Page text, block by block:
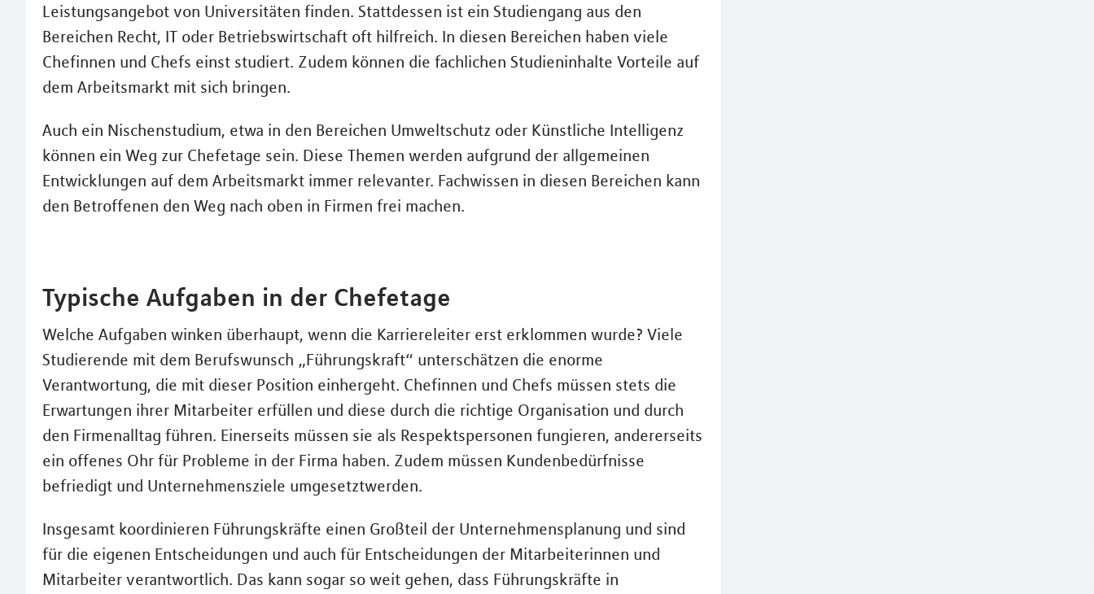
Leistungsangebot von Universitäten finden. Stattdessen ist ein Studiengang aus den
Bereichen Recht, IT oder Betriebswirtschaft oft hilfreich. In diesen Bereichen haben viele
Chefinnen und Chefs einst studiert. Zudem können die fachlichen Studieninhalte Vorteile auf
dem Arbeitsmarkt mit sich bringen.
Auch ein Nischenstudium, etwa in den Bereichen Umweltschutz oder Künstliche Intelligenz
können ein Weg zur Chefetage sein. Diese Themen werden aufgrund der allgemeinen
Entwicklungen auf dem Arbeitsmarkt immer relevanter. Fachwissen in diesen Bereichen kann
den Betroffenen den Weg nach oben in Firmen frei machen.
Typische Aufgaben in der Chefetage
Welche Aufgaben winken überhaupt, wenn die Karriereleiter erst erklommen wurde? Viele
Studierende mit dem Berufswunsch „Führungskraft“ unterschätzen die enorme
Verantwortung, die mit dieser Position einhergeht. Chefinnen und Chefs müssen stets die
Erwartungen ihrer Mitarbeiter erfüllen und diese durch die richtige Organisation und durch
den Firmenalltag führen. Einerseits müssen sie als Respektspersonen fungieren, andererseits
ein offenes Ohr für Probleme in der Firma haben. Zudem müssen Kundenbedürfnisse
befriedigt und Unternehmensziele umgesetztwerden.
Insgesamt koordinieren Führungskräfte einen Großteil der Unternehmensplanung und sind
für die eigenen Entscheidungen und auch für Entscheidungen der Mitarbeiterinnen und
Mitarbeiter verantwortlich. Das kann sogar so weit gehen, dass Führungskräfte in